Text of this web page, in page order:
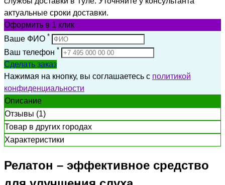
актуальные сроки доставки.
Оформить в 1 клик
Ваше ФИО *
Ваш телефон *
Сделать заказ
Нажимая на кнопку, вы соглашаетесь с политикой
конфиденциальности
Описание
Отзывы (1)
Товар в других городах
Характеристики
Релатон – эффективное средство